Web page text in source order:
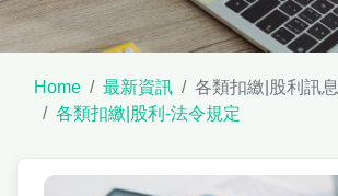
Home 最新資訊
各類扣繳|股利訊息
各類扣繳|股利-法令規定